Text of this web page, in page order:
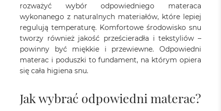
rozważyć wybór odpowiedniego materaca
wykonanego z naturalnych materiałów, które lepiej
regulują temperaturę. Komfortowe środowisko snu
tworzy również jakość prześcieradła i tekstyliów –
powinny być miękkie i przewiewne. Odpowiedni
materac i poduszki to fundament, na którym opiera
się cała higiena snu.
Jak wybrać odpowiedni materac?